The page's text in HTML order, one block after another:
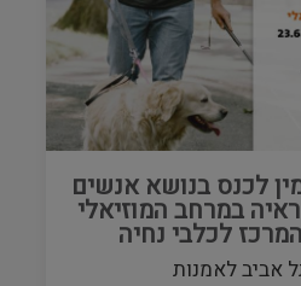
לכנס בנושא אנשים
ראיה במרחב המוזיאלי
לכלבי נחיה
אביב לאמנות